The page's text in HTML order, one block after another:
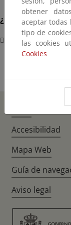
¿Dónde?
Hotel AC Cuzco.
obtener
aceptar todas
tipo de
las cookies
Cookies
Accesibilidad
Mapa Web
Guía de
Aviso legal